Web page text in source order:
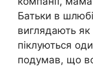
Батьки в
виглядають
піклуються
подумав, що